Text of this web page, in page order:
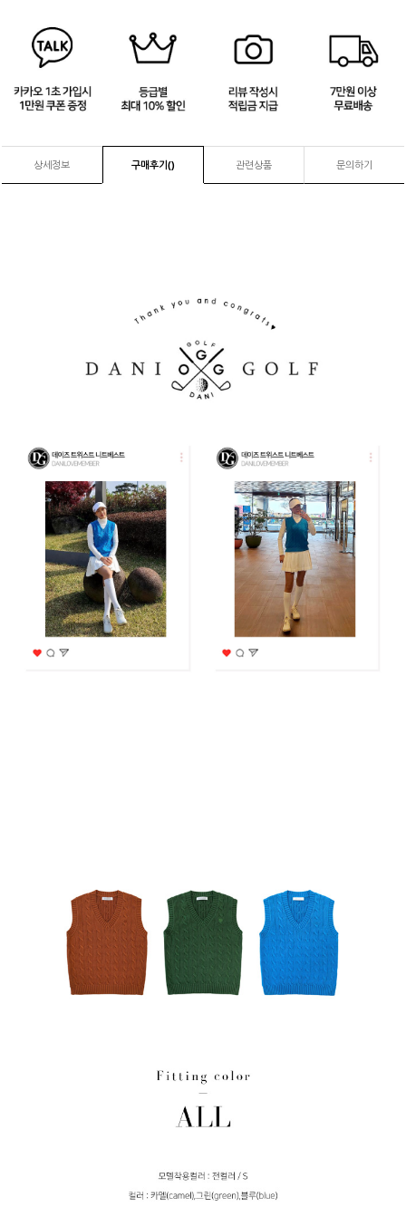
상세정보 구매후기() 관련상품 문의하기